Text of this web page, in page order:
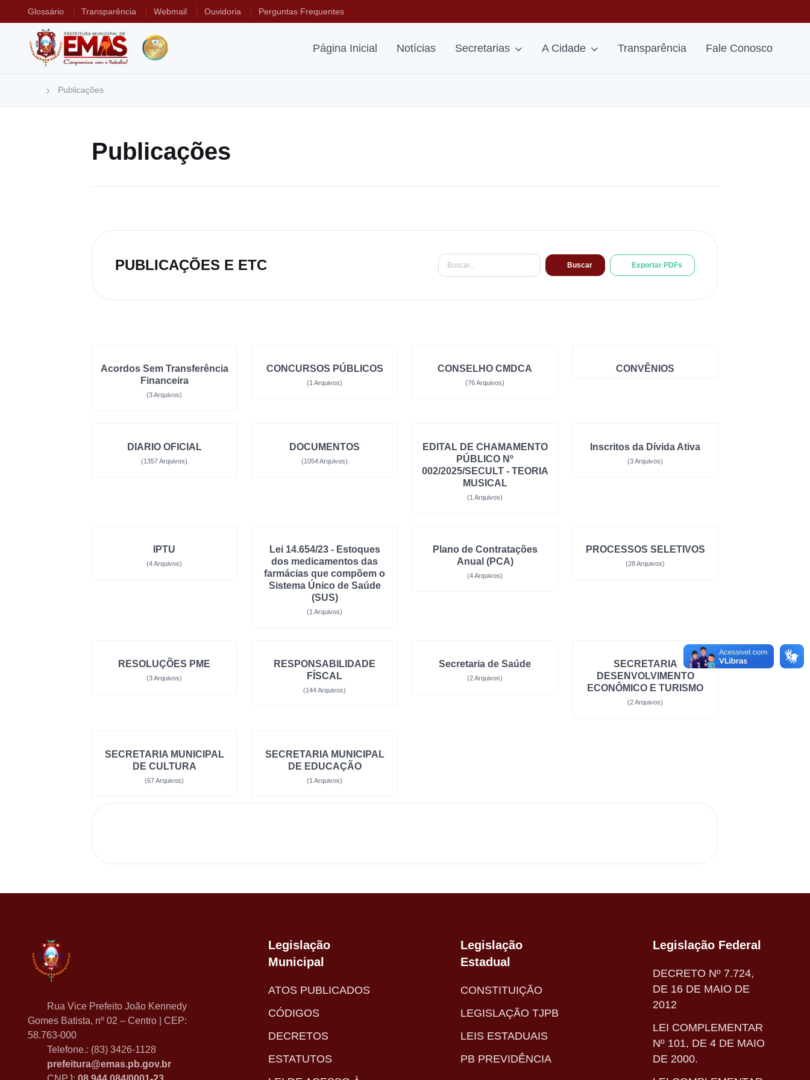
Glossário Transparência Webmail Ouvidoria Perguntas Frequentes
Página Inicial Notícias Secretarias A Cidade Transparência Fale Conosco
Publicações
Publicações
PUBLICAÇÕES E ETC Buscar Exportar PDFs
Acordos Sem Transferência
Financeira
(3 Arquivos)
CONCURSOS PÚBLICOS
(1 Arquivos)
CONSELHO CMDCA
(76 Arquivos)
CONVÊNIOS
DIARIO OFICIAL
(1357 Arquivos)
DOCUMENTOS
(1054 Arquivos)
EDITAL DE CHAMAMENTO
PÚBLICO Nº
002/2025/SECULT - TEORIA
MUSICAL
(1 Arquivos)
Inscritos da Dívida Ativa
(3 Arquivos)
IPTU
(4 Arquivos)
Lei 14.654/23 - Estoques
dos medicamentos das
farmácias que compõem o
Sistema Único de Saúde
(SUS)
(1 Arquivos)
Plano de Contratações
Anual (PCA)
(4 Arquivos)
PROCESSOS SELETIVOS
(28 Arquivos)
RESOLUÇÕES PME
(3 Arquivos)
RESPONSABILIDADE
FÍSCAL
(144 Arquivos)
Secretaria de Saúde
(2 Arquivos)
SECRETARIA
DESENVOLVIMENTO
ECONÔMICO E TURISMO
(2 Arquivos)
SECRETARIA MUNICIPAL
DE CULTURA
(67 Arquivos)
SECRETARIA MUNICIPAL
DE EDUCAÇÃO
(1 Arquivos)
Rua Vice Prefeito João Kennedy
Gomes Batista, nº 02 – Centro | CEP:
58.763-000
Telefone.: (83) 3426-1128
prefeitura@emas.pb.gov.br
Legislação
Municipal
ATOS PUBLICADOS
CÓDIGOS
DECRETOS
ESTATUTOS
Legislação
Estadual
CONSTITUIÇÃO
LEGISLAÇÃO TJPB
LEIS ESTADUAIS
PB PREVIDÊNCIA
Legislação Federal
DECRETO Nº 7.724,
DE 16 DE MAIO DE
2012
LEI COMPLEMENTAR
Nº 101, DE 4 DE MAIO
DE 2000.